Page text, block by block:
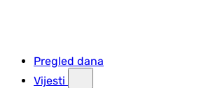
Pregled dana
Vijesti